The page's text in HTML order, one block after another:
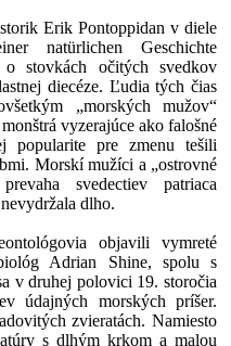
Erik Pontoppidan v diele
natürlichen Geschichte
stovkách očitých svedkov
diecéze. Ľudia tých čias
„morských mužov“
vyzerajúce ako falošné
pre zmenu tešili
Morskí mužíci a „ostrovné
svedectiev patriaca
dlho.
objavili vymreté
Adrian Shine, spolu s
v druhej polovici 19. storočia
údajných morských príšer.
zvieratách. Namiesto
s dlhým krkom a malou